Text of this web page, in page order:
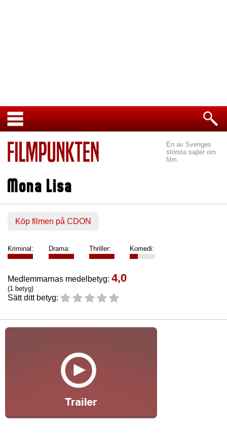
En av Sveriges
största sajter om
film.
Mona Lisa
Köp filmen på CDON
Kriminal: Drama: Thriller: Komedi:
Medlemmarnas medelbetyg: 4,0
(1 betyg)
Sätt ditt betyg: